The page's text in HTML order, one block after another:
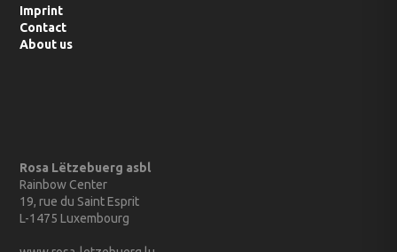
Imprint
Contact
About us
Rosa Lëtzebuerg asbl
Rainbow Center
19, rue du Saint Esprit
L-1475 Luxembourg